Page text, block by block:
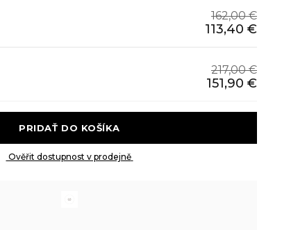
162,00 €
113,40 €
217,00 €
151,90 €
Ověřit dostupnost v prodejně